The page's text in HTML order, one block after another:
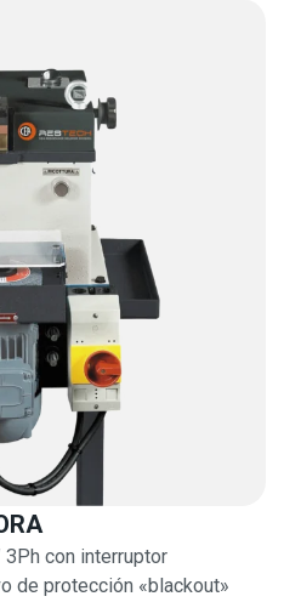
con interruptor
de protección «blackout»